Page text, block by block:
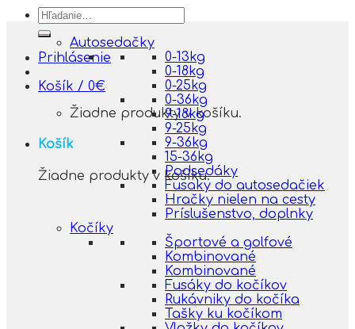
Hľadať:
Prihlásenie
Košík / 0€
Žiadne produkty v košíku.
Košík
Žiadne produkty v košíku.
Autosedačky
0-13kg
0-18kg
0-25kg
0-36kg
9-18kg
9-25kg
9-36kg
15-36kg
Podsedáky
Fusaky do autosedačiek
Hračky nielen na cesty
Príslušenstvo, doplnky
Kočíky
Športové a golfové
Kombinované
Kombinované
Fusáky do kočíkov
Rukávniky do kočíka
Tašky ku kočíkom